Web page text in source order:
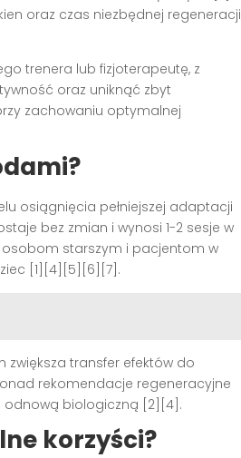
oraz czas niezbędnej regeneracji
trenera lub fizjoterapeutę, z
oraz uniknąć zbyt
zachowaniu optymalnej
osiągnięcia pełniejszej adaptacji
bez zmian i wynosi 1-2 sesje w
osobom starszym i pacjentom w
[1][4][5][6][7].
zwiększa transfer efektów do
rekomendacje regeneracyjne
odnową biologiczną [2][4].
korzyści?